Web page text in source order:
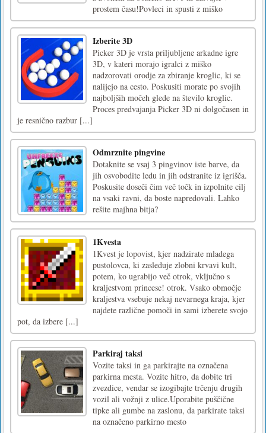
prostem času!Povleci in spusti z miško
Izberite 3D
Picker 3D je vrsta priljubljene arkadne igre
3D, v kateri morajo igralci z miško
nadzorovati orodje za zbiranje kroglic, ki se
nalijejo na cesto. Poskusiti morate po svojih
najboljših močeh glede na število kroglic.
Proces predvajanja Picker 3D ni dolgočasen in
je resnično razbur [...]
Odmrznite pingvine
Dotaknite se vsaj 3 pingvinov iste barve, da
jih osvobodite ledu in jih odstranite iz igrišča.
Poskusite doseči čim več točk in izpolnite cilj
na vsaki ravni, da boste napredovali. Lahko
rešite majhna bitja?
1Kvesta
1Kvest je lopovist, kjer nadzirate mladega
pustolovca, ki zasleduje zlobni krvavi kult,
potem, ko ugrabijo več otrok, vključno s
kraljestvom princese! otrok. Vsako območje
kraljestva vsebuje nekaj nevarnega kraja, kjer
najdete različne pomoči in sami izberete svojo
pot, da izbere [...]
Parkiraj taksi
Vozite taksi in ga parkirajte na označena
parkirna mesta. Vozite hitro, da dobite tri
zvezdice, vendar se izogibajte trčenju drugih
vozil ali vožnji z ulice.Uporabite puščične
tipke ali gumbe na zaslonu, da parkirate taksi
na označeno parkirno mesto